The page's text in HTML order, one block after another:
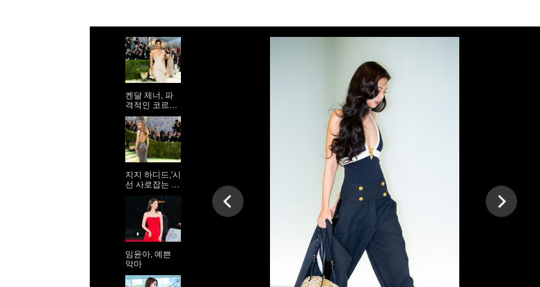
켄달 제너, 파
격적인 코르셋
시스루 드레스
지지 하디드,'시
선 사로잡는 9
등신 시스루 자
임윤아, 예쁜
악마